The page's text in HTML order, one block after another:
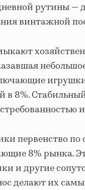
рутины
винтажной
в 8%.
первенство
8% рынка.
и другие
делают их